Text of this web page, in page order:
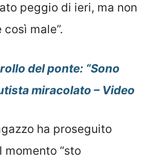
peggio di ieri, ma non
male”.
del ponte: “Sono
miracolato – Video
ha proseguito
momento “sto